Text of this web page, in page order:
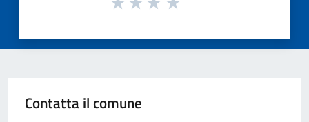
Contatta il comune